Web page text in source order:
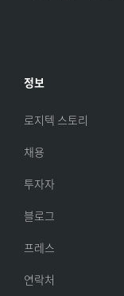
정보
로지텍 스토리
채용
투자자
블로그
프레스
연락처